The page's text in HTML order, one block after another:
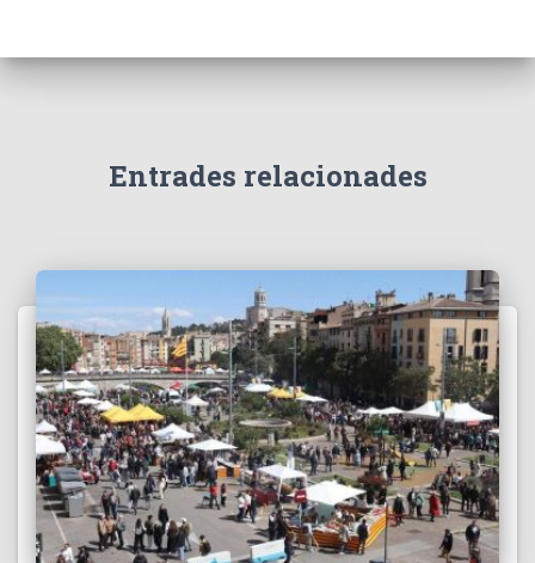
Entrades relacionades